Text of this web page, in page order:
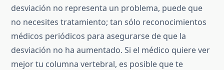
desviación no representa un problema, puede que
no necesites tratamiento; tan sólo reconocimientos
médicos periódicos para asegurarse de que la
desviación no ha aumentado. Si el médico quiere ver
mejor tu columna vertebral, es posible que te